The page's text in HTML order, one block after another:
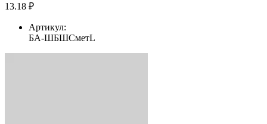
13.18 ₽
Артикул:
БА-ШБШСметL